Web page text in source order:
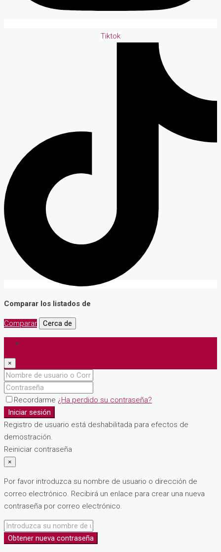
Tiktok
Comparar los listados de
Comparar Cerca de
×
Recordarme ¿Ha perdido su contraseña?
Iniciar sesión
Registro de usuario está deshabilitada para efectos de
demostración.
Reiniciar contraseña
×
Por favor introduzca su nombre de usuario o dirección de
correo electrónico. Recibirá un enlace para crear una nueva
contraseña por correo electrónico.
Obtener nueva contraseña